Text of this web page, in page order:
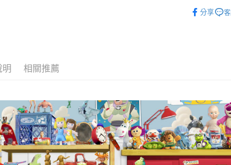
２．訂單成
３．收到繳
１．透過由
交易，需依
求債權轉讓予
２．關於個
https://
３．未成年
「AFTEE先
付款後全家取
宅配
每筆NT$80
分享
明 相關推薦